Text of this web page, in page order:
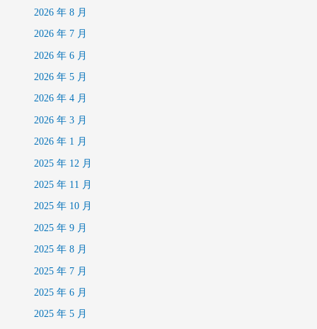
2026 年 8 月
2026 年 7 月
2026 年 6 月
2026 年 5 月
2026 年 4 月
2026 年 3 月
2026 年 1 月
2025 年 12 月
2025 年 11 月
2025 年 10 月
2025 年 9 月
2025 年 8 月
2025 年 7 月
2025 年 6 月
2025 年 5 月